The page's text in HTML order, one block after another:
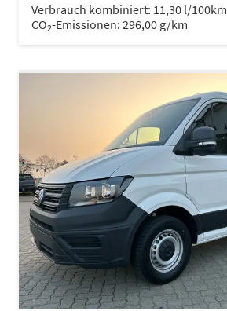
Verbrauch kombiniert: 11,30 l/100km
CO2-Emissionen: 296,00 g/km